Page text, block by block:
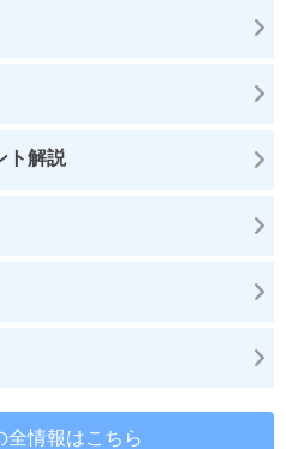
ト解説
全情報はこちら